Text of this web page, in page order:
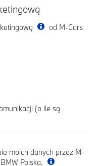
od M-Cars
(o ile są
moich danych przez M-
Polska.